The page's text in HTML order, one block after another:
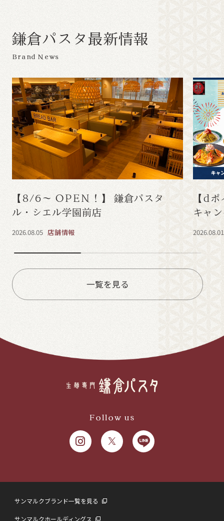
鎌倉パ ス タ最新情報
Brand News
【8/6～ OPEN！】 鎌倉パスタ
ル・シエル学園前店
2026.08.05 店舗情報
【d
キャ
2026.08.01
一覧を見る
Follow us
サンマルクブランド一覧を見る
サンマルクホールディングス